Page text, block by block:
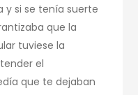
y si se tenía suerte
que la
tuviese la
el
que te dejaban